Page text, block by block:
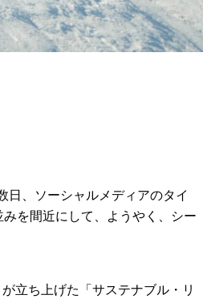
、ソーシャルメディアのタイ
を間近にして、ようやく、シー
立ち上げた「サステナブル・リ